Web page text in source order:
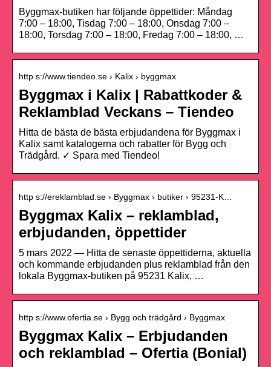
Byggmax-butiken har följande öppettider: Måndag
7:00 – 18:00, Tisdag 7:00 – 18:00, Onsdag 7:00 –
18:00, Torsdag 7:00 – 18:00, Fredag 7:00 – 18:00, …
http s://www.tiendeo.se › Kalix › byggmax
Byggmax i Kalix | Rabattkoder &
Reklamblad Veckans – Tiendeo
Hitta de bästa de bästa erbjudandena för Byggmax i
Kalix samt katalogerna och rabatter för Bygg och
Trädgård. ✓ Spara med Tiendeo!
http s://ereklamblad.se › Byggmax › butiker › 95231-K…
Byggmax Kalix – reklamblad,
erbjudanden, öppettider
5 mars 2022 — Hitta de senaste öppettiderna, aktuella
och kommande erbjudanden plus reklamblad från den
lokala Byggmax-butiken på 95231 Kalix, …
http s://www.ofertia.se › Bygg och trädgård › Byggmax
Byggmax Kalix – Erbjudanden
och reklamblad – Ofertia (Bonial)